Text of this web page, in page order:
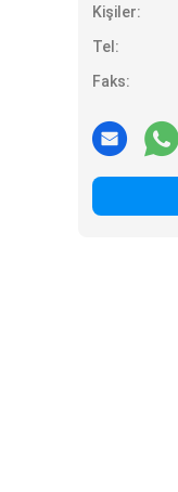
Kişiler:
Tel:
Faks: